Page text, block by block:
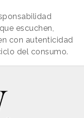
escuchen,
con autenticidad
del consumo.